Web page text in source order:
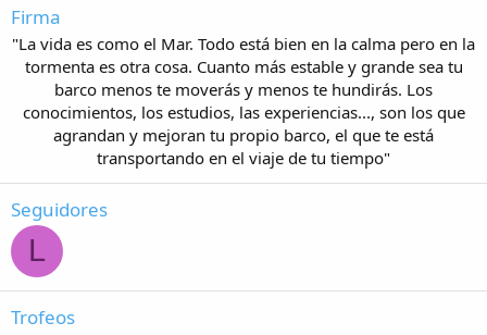
Firma
"La vida es como el Mar. Todo está bien en la calma pero en la
tormenta es otra cosa. Cuanto más estable y grande sea tu
barco menos te moverás y menos te hundirás. Los
conocimientos, los estudios, las experiencias..., son los que
agrandan y mejoran tu propio barco, el que te está
transportando en el viaje de tu tiempo"​
Seguidores
L
Trofeos